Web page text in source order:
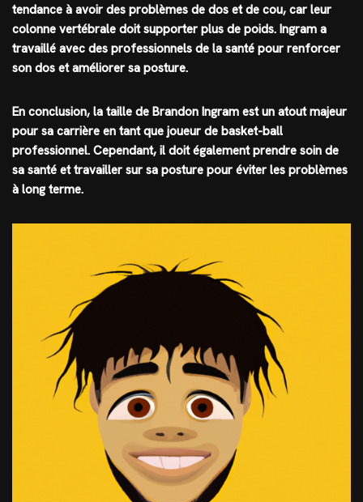
tendance à avoir des problèmes de dos et de cou, car leur
colonne vertébrale doit supporter plus de poids. Ingram a
travaillé avec des professionnels de la santé pour renforcer
son dos et améliorer sa posture.
En conclusion, la taille de Brandon Ingram est un atout majeur
pour sa carrière en tant que joueur de basket-ball
professionnel. Cependant, il doit également prendre soin de
sa santé et travailler sur sa posture pour éviter les problèmes
à long terme.